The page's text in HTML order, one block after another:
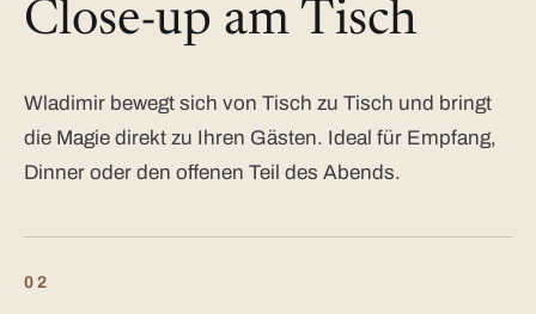
Close-up am Tisch
Wladimir bewegt sich von Tisch zu Tisch und bringt
die Magie direkt zu Ihren Gästen. Ideal für Empfang,
Dinner oder den offenen Teil des Abends.
02